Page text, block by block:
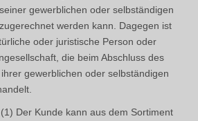
gewerblichen oder selbständigen
werden kann. Dagegen ist
oder juristische Person oder
die beim Abschluss des
gewerblichen oder selbständigen
(1) Der Kunde kann aus dem Sortiment